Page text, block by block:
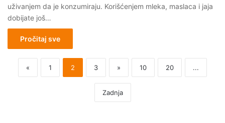
uživanjem da je konzumiraju. Korišćenjem mleka, maslaca i jaja
dobijate još…
Pročitaj sve
« 1 2 3 » 10 20 ...
Zadnja